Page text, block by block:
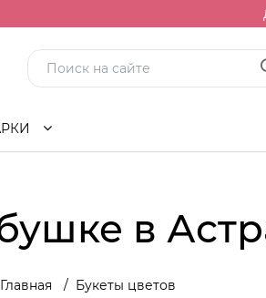
в
Главная Букеты цветов